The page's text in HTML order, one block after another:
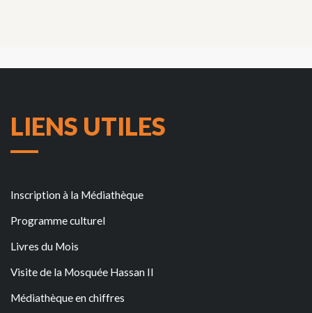
LIENS UTILES
Inscription à la Médiathèque
Programme culturel
Livres du Mois
Visite de la Mosquée Hassan II
Médiathèque en chiffres